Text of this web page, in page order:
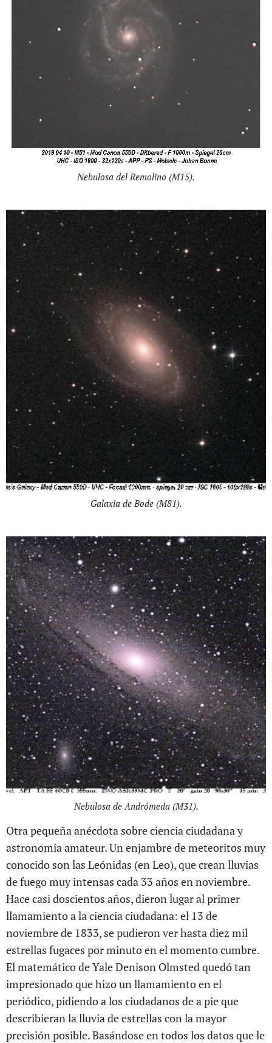
Nebulosa del Remolino (M15).
Galaxia de Bode (M81).
Nebulosa de Andrómeda (M31).
Otra pequeña anécdota sobre ciencia ciudadana y
astronomía amateur. Un enjambre de meteoritos muy
conocido son las Leónidas (en Leo), que crean lluvias
de fuego muy intensas cada 33 años en noviembre.
Hace casi doscientos años, dieron lugar al primer
llamamiento a la ciencia ciudadana: el 13 de
noviembre de 1833, se pudieron ver hasta diez mil
estrellas fugaces por minuto en el momento cumbre.
El matemático de Yale Denison Olmsted quedó tan
impresionado que hizo un llamamiento en el
periódico, pidiendo a los ciudadanos de a pie que
describieran la lluvia de estrellas con la mayor
precisión posible. Basándose en todos los datos que le